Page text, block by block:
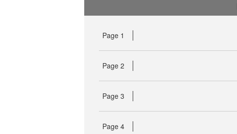
Page 1
Page 2
Page 3
Page 4